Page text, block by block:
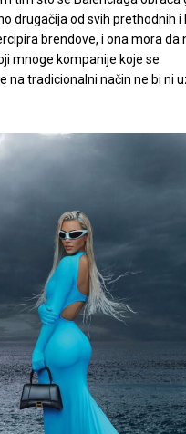
drugačija od svih prethodnih i
brendove, i ona mora da
mnoge kompanije koje se
na tradicionalni način ne bi ni